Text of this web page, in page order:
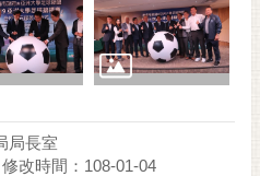
局長室
修改時間：108-01-04